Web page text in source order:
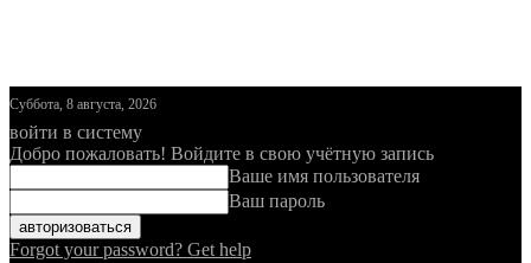
Суббота, 8 августа, 2026
войти в систему
Добро пожаловать! Войдите в свою учётную запись
Ваше имя пользователя
Ваш пароль
Forgot your password? Get help